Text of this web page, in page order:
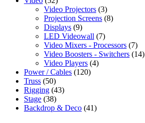
Video Projectors (3)
Projection Screens (8)
Displays (9)
LED Videowall (7)
Video Mixers - Processors (7)
Video Boosters - Switchers (14)
Video Players (4)
Power / Cables (120)
Truss (50)
Rigging (43)
Stage (38)
Backdrop & Deco (41)